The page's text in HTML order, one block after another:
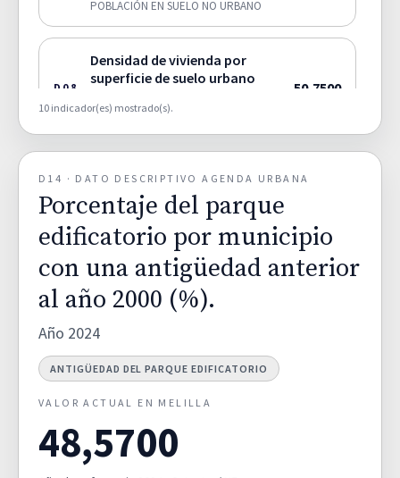
POBLACIÓN EN SUELO NO URBANO
D08
Densidad de vivienda por
superficie de suelo urbano
DENSIDAD DE VIVIENDA
50,7500
D14
edificatorio por municipio
con una antigüedad anterior
al año 2000 (%).
ANTIGÜEDAD DEL PARQUE
Consumo de Agua
CONSUMO DE AGUA
Crecimiento del parque de
vivienda 2011-2021 (%)
VIVIENDA 2011 -2021
10 indicador(es) mostrado(s).
D14 · DATO DESCRIPTIVO AGENDA URBANA
Porcentaje del parque
edificatorio por municipio
con una antigüedad anterior
al año 2000 (%).
Año 2024
ANTIGÜEDAD DEL PARQUE EDIFICATORIO
VALOR ACTUAL EN MELILLA
48,5700